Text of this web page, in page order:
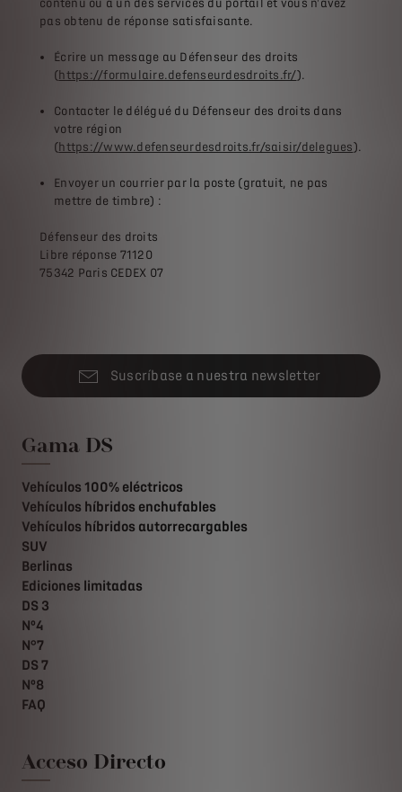
contenu ou à un des services du portail et vous n'avez
pas obtenu de réponse satisfaisante.
Écrire un message au Défenseur des droits
(https://formulaire.defenseurdesdroits.fr/).
Contacter le délégué du Défenseur des droits dans
votre région
(https://www.defenseurdesdroits.fr/saisir/delegues).
Envoyer un courrier par la poste (gratuit, ne pas
mettre de timbre) :
Défenseur des droits
Libre réponse 71120
75342 Paris CEDEX 07
Suscríbase a nuestra newsletter
Gama DS
Vehículos 100% eléctricos
Vehículos híbridos enchufables
Vehículos híbridos autorrecargables
SUV
Berlinas
Ediciones limitadas
DS 3
Nº4
N°7
DS 7
Nº8
FAQ
Acceso Directo